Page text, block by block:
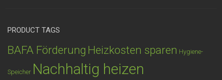
PRODUCT TAGS
BAFA Förderung Heizkosten sparen Hygiene-
Speicher Nachhaltig heizen